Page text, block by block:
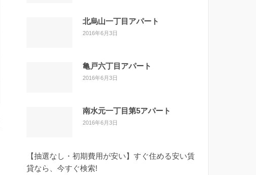
北烏山一丁目アパート
2016年6月3日
亀戸六丁目アパート
2016年6月3日
南水元一丁目第5アパート
2016年6月3日
【抽選なし・初期費用が安い】すぐ住める安い賃
貸なら、今すぐ検索!